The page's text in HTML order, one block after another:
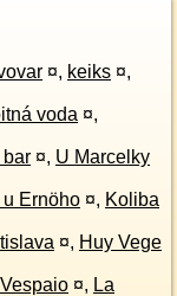
¤, keiks ¤,
voda ¤,
bar ¤, U Marcelky
Ernöho ¤, Koliba
¤, Huy Vege
Vespaio ¤, La